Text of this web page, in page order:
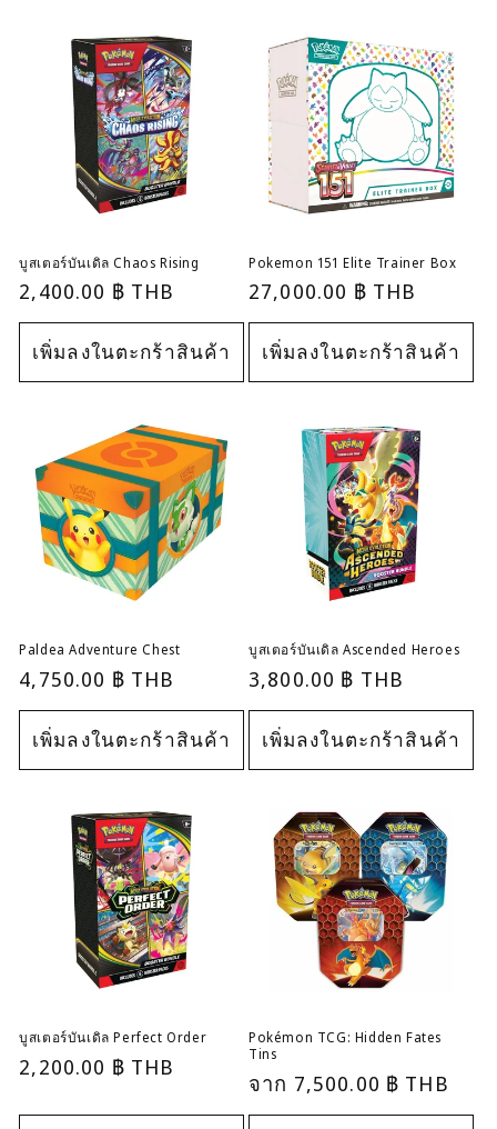
บูสเตอร์บันเดิล Chaos Rising
ราคา
ปกติ
2,400.00 ฿ THB
เพิ่มลงในตะกร้าสินค้า
Pokemon 151 Elite Trainer Box
ราคา
ปกติ
27,000.00 ฿ THB
เพิ่มลงในตะกร้าสินค้า
Paldea Adventure Chest
ราคา
ปกติ
4,750.00 ฿ THB
เพิ่มลงในตะกร้าสินค้า
บูสเตอร์บันเดิล Ascended Heroes
ราคา
ปกติ
3,800.00 ฿ THB
เพิ่มลงในตะกร้าสินค้า
บูสเตอร์บันเดิล Perfect Order
ราคา
2,200.00 ฿ THB
Pokémon TCG: Hidden Fates
Tins
ราคา
ปกติ
จาก 7,500.00 ฿ THB